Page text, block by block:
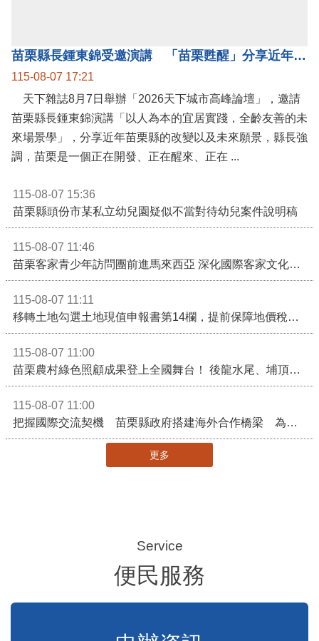
苗栗縣長鍾東錦受邀演講 「苗栗甦醒」分享近年轉變
115-08-07 17:21
天下雜誌8月7日舉辦「2026天下城市高峰論壇」，邀請
苗栗縣長鍾東錦演講「以人為本的宜居實踐，全齡友善的未
來場景學」，分享近年苗栗縣的改變以及未來願景，縣長強
調，苗栗是一個正在開發、正在醒來、正在 ...
115-08-07 15:36
苗栗縣頭份市某私立幼兒園疑似不當對待幼兒案件說明稿
115-08-07 11:46
苗栗客家青少年訪問團前進馬來西亞 深化國際客家文化交流
115-08-07 11:11
移轉土地勾選土地現值申報書第14欄，提前保障地價稅節稅權益
115-08-07 11:00
苗栗農村綠色照顧成果登上全國舞台！ 後龍水尾、埔頂社區前進2026高齡健康產業博覽會
115-08-07 11:00
把握國際交流契機 苗栗縣政府搭建海外合作橋梁 為在地產業爭取更多國際市場機會
更多
便民服務